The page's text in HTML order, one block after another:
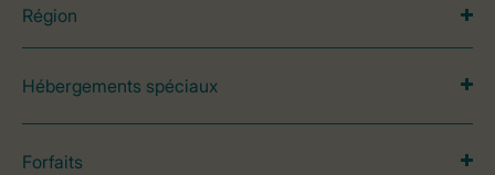
Région
Hébergements spéciaux
Forfaits